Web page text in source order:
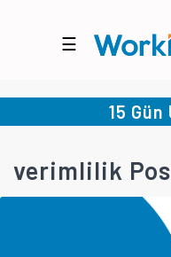
☰
15
verimlilik